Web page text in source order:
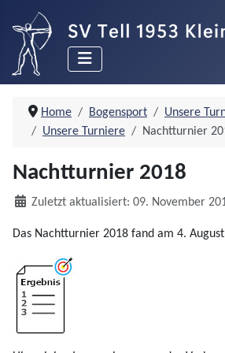
Home Bogensport
Unsere
Unsere Turniere
Nachtturnier
Nachtturnier 2018
DetailsZuletzt aktualisiert: 09. November
Das Nachtturnier 2018 fand am 4.